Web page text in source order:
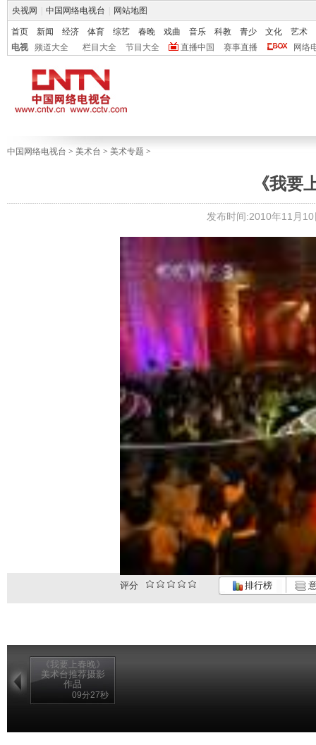
央视网 中国网络电视台 网站地图
首页 新闻 经济 体育 综艺 春晚 戏曲 音乐 科教 青少 文化
艺术
电视
频道大全 栏目大全 节目大全 直播中国 赛事直播 网络
中国网络电视台 > 美术台 > 美术专题 >
《我要
发布时间:2010年11月
评分 排行榜
《我要上春晚》
美术台推荐摄影
作品
09分27秒